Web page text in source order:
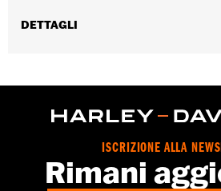
DETTAGLI
ISCRIZIONE ALLA
Rimani